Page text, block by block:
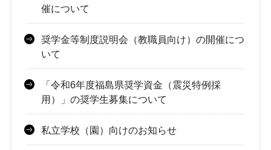
催について
奨学金等制度説明会（教職員向け）の開催につ
いて
「令和6年度福島県奨学資金（震災特例採
用）」の奨学生募集について
私立学校（園）向けのお知らせ